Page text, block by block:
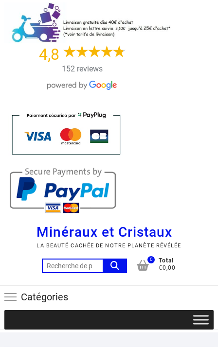
content
4,8
152 reviews
Minéraux et Cristaux
LA BEAUTÉ CACHÉE DE NOTRE PLANÈTE RÉVÉLÉE
Recherche
pour :
0
Total
€0,00
Catégories